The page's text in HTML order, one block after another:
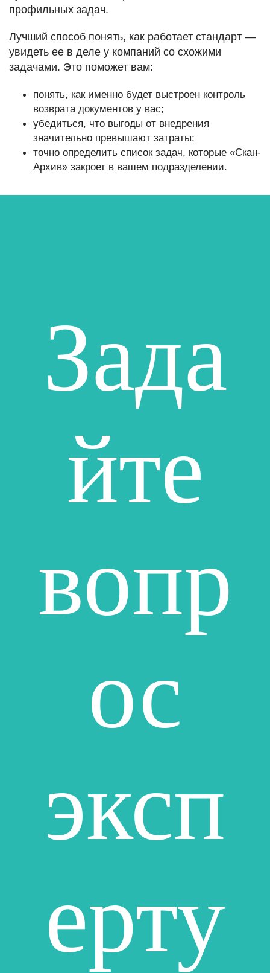
профильных задач.
Лучший способ понять, как работает стандарт —
увидеть ее в деле у компаний со схожими
задачами. Это поможет вам:
понять, как именно будет выстроен контроль
возврата документов у вас;
убедиться, что выгоды от внедрения
значительно превышают затраты;
точно определить список задач, которые «Скан-
Архив» закроет в вашем подразделении.
Зада
йте
вопр
ос
эксп
ерту